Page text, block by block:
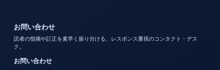
お問い合わせ
読者の指摘や訂正を素早く振り分ける、レスポンス重視のコンタクト・デス
ク。
お問い合わせ